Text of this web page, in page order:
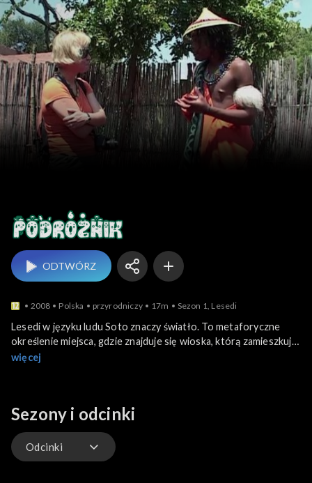
Podróżnik
ODTWÓRZ
2008 Polska przyrodniczy 17m Sezon 1, Lesedi
Lesedi w języku ludu Soto znaczy światło. To metaforyczne
określenie miejsca, gdzie znajduje się wioska, którą zamieszkują
różne plemiona południowej Afryki. Wioska powstała
więcej
Sezony i odcinki
Odcinki